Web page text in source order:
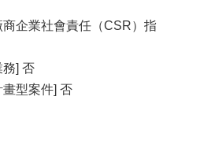
企業社會責任（CSR）指
務] 否
型案件] 否